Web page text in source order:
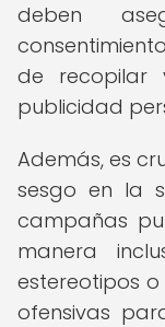
deben
de recopilar
publicidad
Además, es
sesgo en la
campañas
manera
estereotipos
ofensivas